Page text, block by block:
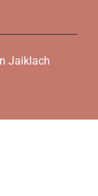
Jaiklach